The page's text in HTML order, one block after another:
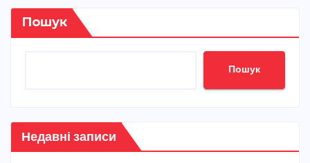
Пошук
Пошук
Недавні записи